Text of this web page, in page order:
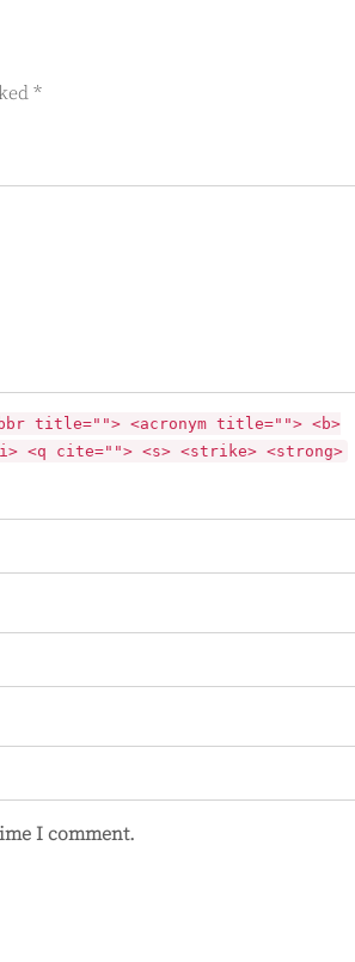
*
title=""> <acronym title=""> <b>
<q cite=""> <s> <strike> <strong>
I comment.